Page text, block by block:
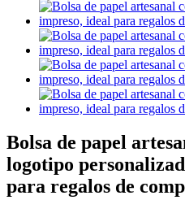
Bolsa de papel
logotipo
para regalos de